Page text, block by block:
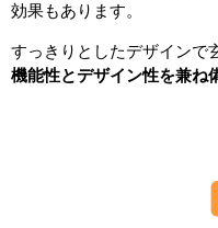
効果もあります。
すっきりとしたデザインで
機能性とデザイン性を兼ね